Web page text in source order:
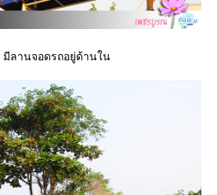
ลานจอดรถอยู่ด้านใน